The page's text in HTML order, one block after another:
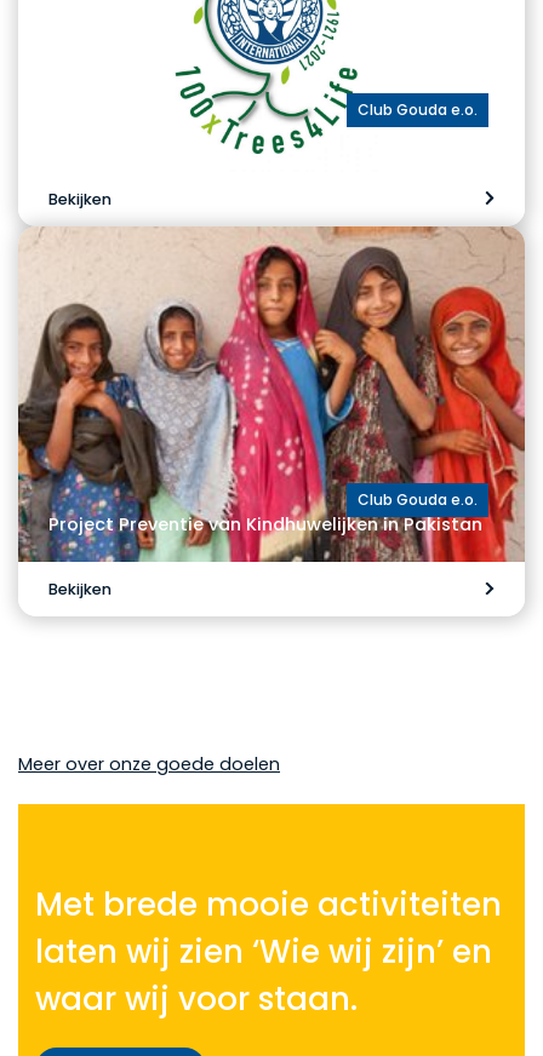
Club Gouda e.o.
Bekijken
Project Preventie van Kindhuwelijken in Pakistan
Club Gouda e.o.
Bekijken
Meer over onze goede doelen
Met brede mooie activiteiten
laten wij zien ‘Wie wij zijn’ en
waar wij voor staan.